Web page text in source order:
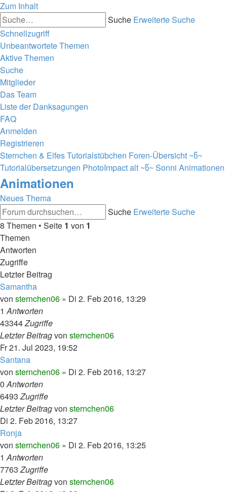
Zum Inhalt
Suche Erweiterte Suche
Schnellzugriff
Unbeantwortete Themen
Aktive Themen
Suche
Mitglieder
Das Team
Liste der Danksagungen
FAQ
Anmelden
Registrieren
Sternchen & Elfes Tutorialstübchen Foren-Übersicht ~წ~
Tutorialübersetzungen PhotoImpact alt ~წ~ Sonni Animationen
Animationen
Neues Thema
Suche Erweiterte Suche
8 Themen • Seite 1 von 1
Themen
Antworten
Zugriffe
Letzter Beitrag
Samantha
von sternchen06 » Di 2. Feb 2016, 13:29
1Antworten
43344Zugriffe
Letzter Beitragvon sternchen06
Fr 21. Jul 2023, 19:52
Santana
von sternchen06 » Di 2. Feb 2016, 13:27
0Antworten
6493Zugriffe
Letzter Beitragvon sternchen06
Di 2. Feb 2016, 13:27
Ronja
von sternchen06 » Di 2. Feb 2016, 13:25
1Antworten
7763Zugriffe
Letzter Beitragvon sternchen06